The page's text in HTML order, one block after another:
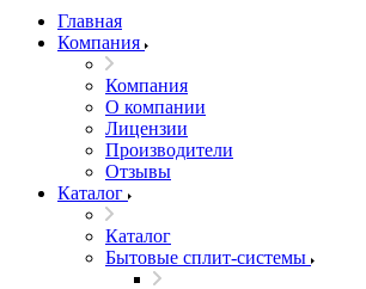
Главная
Компания
Компания
О компании
Лицензии
Производители
Отзывы
Каталог
Каталог
Бытовые сплит-системы